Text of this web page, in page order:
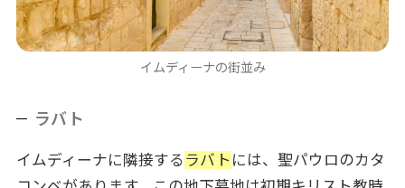
イムディーナの街並み
ラバト
イムディーナに隣接する ラバト には、聖パウロのカタ